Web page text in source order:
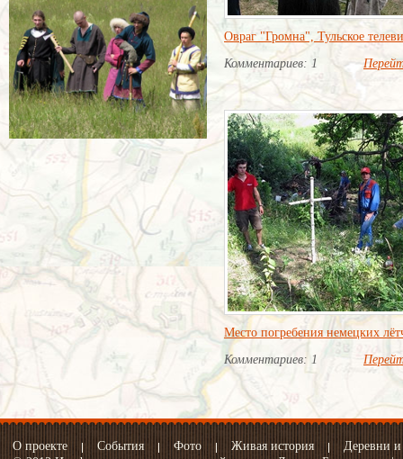
Овраг "Громна", Тульское
Комментариев: 1
Место погребения немецких
Комментариев: 1
О проекте События Фото Живая история
Деревни и